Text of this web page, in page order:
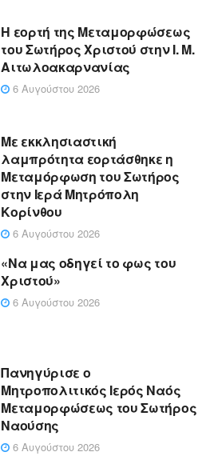
Η εορτή της Μεταμορφώσεως
του Σωτήρος Χριστού στην Ι. Μ.
Αιτωλοακαρνανίας
6 Αυγούστου 2026
Με εκκλησιαστική
λαμπρότητα εορτάσθηκε η
Μεταμόρφωση του Σωτήρος
στην Ιερά Μητρόπολη
Κορίνθου
6 Αυγούστου 2026
«Να μας οδηγεί το φως του
Χριστού»
6 Αυγούστου 2026
Πανηγύρισε ο
Μητροπολιτικός Ιερός Ναός
Μεταμορφώσεως του Σωτήρος
Ναούσης
6 Αυγούστου 2026